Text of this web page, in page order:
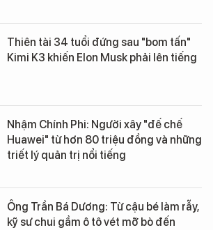
Thiên tài 34 tuổi đứng sau "bom tấn"
Kimi K3 khiến Elon Musk phải lên tiếng
Nhậm Chính Phi: Người xây "đế chế
Huawei" từ hơn 80 triệu đồng và những
triết lý quản trị nổi tiếng
Ông Trần Bá Dương: Từ cậu bé làm rẫy,
kỹ sư chui gầm ô tô vét mỡ bò đến